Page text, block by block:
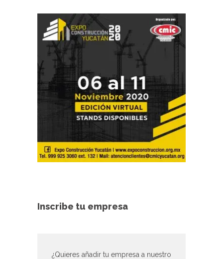
Inscribe tu empresa
¿Quieres añadir tu empresa a nuestro